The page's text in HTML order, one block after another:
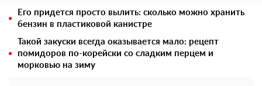
Его придется просто вылить: сколько можно хранить
бензин в пластиковой канистре
Такой закуски всегда оказывается мало: рецепт
помидоров по-корейски со сладким перцем и
морковью на зиму